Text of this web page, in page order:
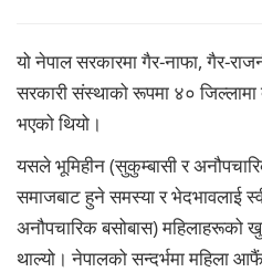
यो नेपाल सरकारमा गैर-नाफा, गैर-
सरकारी संस्थाको रूपमा ४०
भएको थियो।
यसले भूमिहीन (सुकुम्बासी र
समाजबाट हुने समस्या र भेदभावलाई
अनौपचारिक बसोबास) महिलाहरूको
थाल्यो। नेपालको सन्दर्भमा महिला